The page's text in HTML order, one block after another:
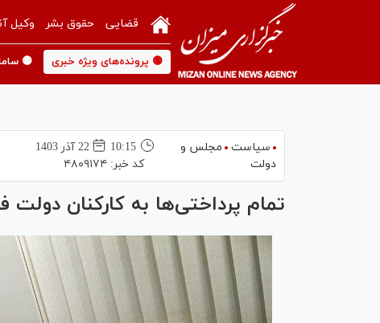
قضایی حقوق بشر وکیل
🟡 پرونده‌های ویژه خبری 🟡
سیاست
مجلس و
دولت
10:15
22 آذر 1403
کد خبر:۴۸۰۹۱۷۴
تمام پرداختی‌ها به کارکنان